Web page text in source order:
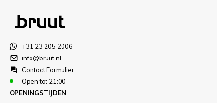
+31 23 205 2006
info@bruut.nl
Contact Formulier
Open tot 21:00
OPENINGSTIJDEN